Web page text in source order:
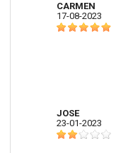
CARMEN
17-08-2023
JOSE
23-01-2023